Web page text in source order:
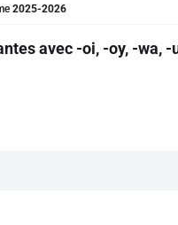
2025-2026
avec -oi, -oy, -wa, -